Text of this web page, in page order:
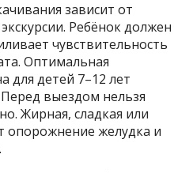
зависит от
Ребёнок должен
чувствительность
Оптимальная
для детей 7–12 лет
Перед выездом нельзя
Жирная, сладкая или
опорожнение желудка и